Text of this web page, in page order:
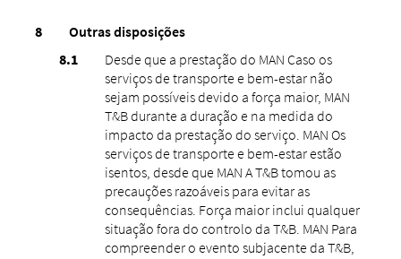
Outras disposições
Desde que a prestação do MAN Caso os
serviços de transporte e bem-estar não
sejam possíveis devido a força maior, MAN
T&B durante a duração e na medida do
impacto da prestação do serviço. MAN Os
serviços de transporte e bem-estar estão
isentos, desde que MAN A T&B tomou as
precauções razoáveis ​​para evitar as
consequências. Força maior inclui qualquer
situação fora do controlo da T&B. MAN Para
compreender o evento subjacente da T&B,